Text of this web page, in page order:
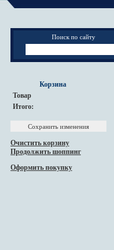
Поиск по сайту
Корзина
Товар
Итого:
Очистить корзину
Продолжить шоппинг
Оформить покупку